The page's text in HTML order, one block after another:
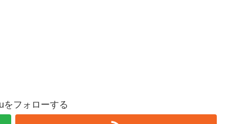
をフォローする